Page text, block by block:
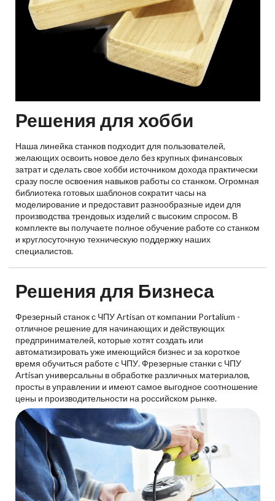
Решения для хобби
Наша линейка станков подходит для пользователей,
желающих освоить новое дело без крупных финансовых
затрат и сделать свое хобби источником дохода практически
сразу после освоения навыков работы со станком. Огромная
библиотека готовых шаблонов сократит часы на
моделирование и предоставит разнообразные идеи для
производства трендовых изделий с высоким спросом. В
комплекте вы получаете полное обучение работе со станком
и круглосуточную техническую поддержку наших
специалистов.
Решения для Бизнеса
Фрезерный станок с ЧПУ Artisan от компании Portalium -
отличное решение для начинающих и действующих
предпринимателей, которые хотят создать или
автоматизировать уже имеющийся бизнес и за короткое
время обучиться работе с ЧПУ. Фрезерные станки с ЧПУ
Artisan универсальны в обработке различных материалов,
просты в управлении и имеют самое выгодное соотношение
цены и производительности на российском рынке.